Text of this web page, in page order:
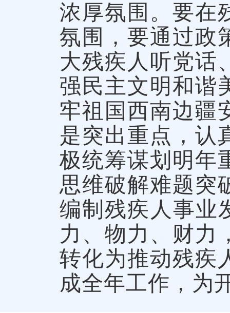
浓厚氛围。要在
氛围，要通过政
大残疾人听党话
强民主文明和谐
牢祖国西南边疆
是突出重点，认
极统筹谋划明年
思维破解难题突
编制残疾人事业
力、物力、财力
转化为推动残疾
成全年工作，为